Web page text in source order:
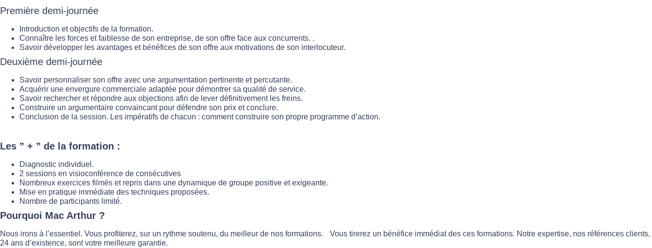
Première demi-journée
Introduction et objectifs de la formation.
Connaître les forces et faiblesse de son entreprise, de son offre face aux concurrents. .
Savoir développer les avantages et bénéfices de son offre aux motivations de son interlocuteur.
Deuxième demi-journée
Savoir personnaliser son offre avec une argumentation pertinente et percutante.
Acquérir une envergure commerciale adaptée pour démontrer sa qualité de service.
Savoir rechercher et répondre aux objections afin de lever définitivement les freins.
Construire un argumentaire convaincant pour défendre son prix et conclure.
Conclusion de la session. Les impératifs de chacun : comment construire son propre programme d’action.
Les ” + ” de la formation :
Diagnostic individuel.
2 sessions en visioconférence de consécutives
Nombreux exercices filmés et repris dans une dynamique de groupe positive et exigeante.
Mise en pratique immédiate des techniques proposées.
Nombre de participants limité.
Pourquoi Mac Arthur ?
Nous irons à l’essentiel. Vous profiterez, sur un rythme soutenu, du meilleur de nos formations. Vous tirerez un bénéfice immédiat des ces formations. Notre expertise, nos références clients,
24 ans d’existence, sont votre meilleure garantie.